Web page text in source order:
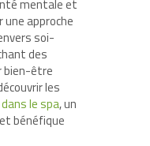
mentale et
approche
soi-
des
bien-être
les
le spa, un
bénéfique